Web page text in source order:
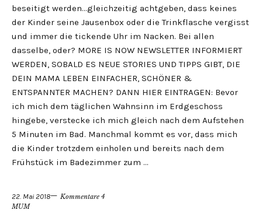
beseitigt werden…gleichzeitig achtgeben, dass keines
der Kinder seine Jausenbox oder die Trinkflasche vergisst
und immer die tickende Uhr im Nacken. Bei allen
dasselbe, oder? MORE IS NOW NEWSLETTER INFORMIERT
WERDEN, SOBALD ES NEUE STORIES UND TIPPS GIBT, DIE
DEIN MAMA LEBEN EINFACHER, SCHÖNER &
ENTSPANNTER MACHEN? DANN HIER EINTRAGEN: Bevor
ich mich dem täglichen Wahnsinn im Erdgeschoss
hingebe, verstecke ich mich gleich nach dem Aufstehen
5 Minuten im Bad. Manchmal kommt es vor, dass mich
die Kinder trotzdem einholen und bereits nach dem
Frühstück im Badezimmer zum …
22. Mai 2018
Kommentare 4
MUM